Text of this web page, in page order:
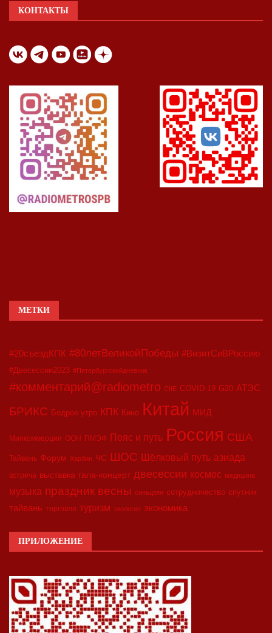
КОНТАКТЫ
МЕТКИ
#20съездКПК #80летВеликойПобеды #ВизитСиВРоссию
#Двесессии2023 #Петербургскийдневник
#комментарий@radiometro CIIE COVID-19 G20 АТЭС
БРИКС Бодрое утро КПК Кино Китай МИД
Минкоммерции ООН ПМЭФ Пояс и путь Россия США
Тайвань Форум Харбин ЧС ШОС Шёлковый путь азиада
встреча выставка гала-концерт двесессии космос медицина
музыка праздник весны синьцзян сотрудничество спутник
тайвань торговля туризм экология экономика
ПРИЛОЖЕНИЕ